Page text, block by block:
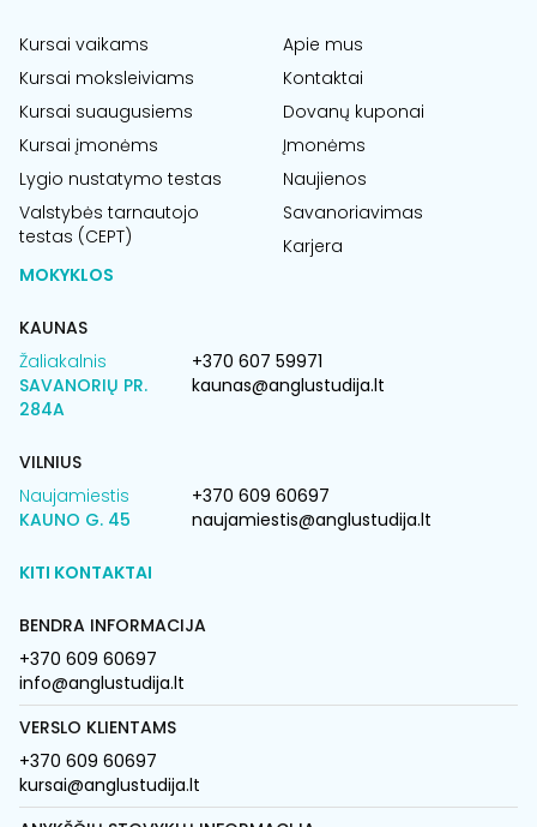
Kursai vaikams
Kursai moksleiviams
Kursai suaugusiems
Kursai įmonėms
Lygio nustatymo testas
Valstybės tarnautojo
testas (CEPT)
Apie mus
Kontaktai
Dovanų kuponai
Įmonėms
Naujienos
Savanoriavimas
Karjera
MOKYKLOS
KAUNAS
Žaliakalnis
SAVANORIŲ PR.
284A
+370 607 59971
kaunas@anglustudija.lt
VILNIUS
Naujamiestis
KAUNO G. 45
+370 609 60697
naujamiestis@anglustudija.lt
KITI KONTAKTAI
BENDRA INFORMACIJA
+370 609 60697
info@anglustudija.lt
VERSLO KLIENTAMS
+370 609 60697
kursai@anglustudija.lt